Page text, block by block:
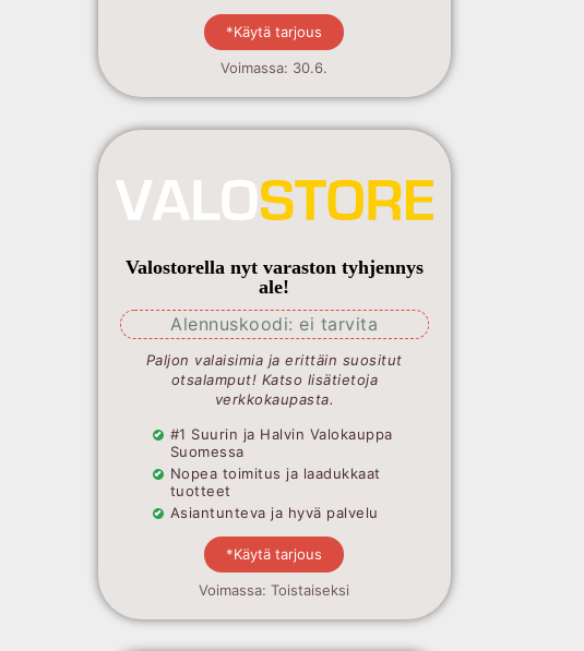
*Käytä tarjous
Voimassa: 30.6.
Valostorella nyt varaston tyhjennys
ale!
Alennuskoodi: ei tarvita
Paljon valaisimia ja erittäin suositut
otsalamput! Katso lisätietoja
verkkokaupasta.
#1 Suurin ja Halvin Valokauppa
Suomessa
Nopea toimitus ja laadukkaat
tuotteet
Asiantunteva ja hyvä palvelu
*Käytä tarjous
Voimassa: Toistaiseksi